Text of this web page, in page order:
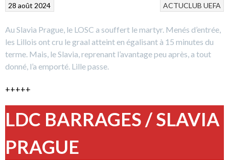
ACTUCLUB UEFA
28 août 2024
Au Slavia Prague, le LOSC a souffert le martyr. Menés d’entrée,
les Lillois ont cru le graal atteint en égalisant à 15 minutes du
terme. Mais, le Slavia, reprenant l’avantage peu après, a tout
donné, l’a emporté. Lille passe.
+++++
LDC BARRAGES / SLAVIA
PRAGUE